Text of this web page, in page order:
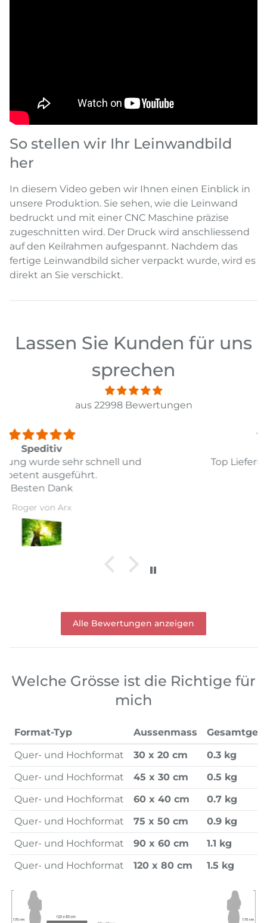
So stellen wir Ihr Leinwandbild
her
In diesem Video geben wir Ihnen einen Einblick in
unsere Produktion. Sie sehen, wie die Leinwand
bedruckt und mit einer CNC Maschine präzise
zugeschnitten wird. Der Druck wird anschliessend
auf den Keilrahmen aufgespannt. Nachdem das
fertige Leinwandbild sicher verpackt wurde, wird es
direkt an Sie verschickt.
Lassen Sie Kunden für uns
sprechen
aus 22998 Bewertungen
Top Lieferung und Preis Leistung
Alle Bewertungen anzeigen
Welche Grösse ist die Richtige für
mich
Format-Typ Aussenmass
Quer- und Hochformat
30 x 20 cm
0.3 kg
Quer- und Hochformat
45 x 30 cm
0.5 kg
Quer- und Hochformat
60 x 40 cm
0.7 kg
Quer- und Hochformat
75 x 50 cm
0.9 kg
Quer- und Hochformat
90 x 60 cm
1.1 kg
Quer- und Hochformat
120 x 80 cm 1.5 kg